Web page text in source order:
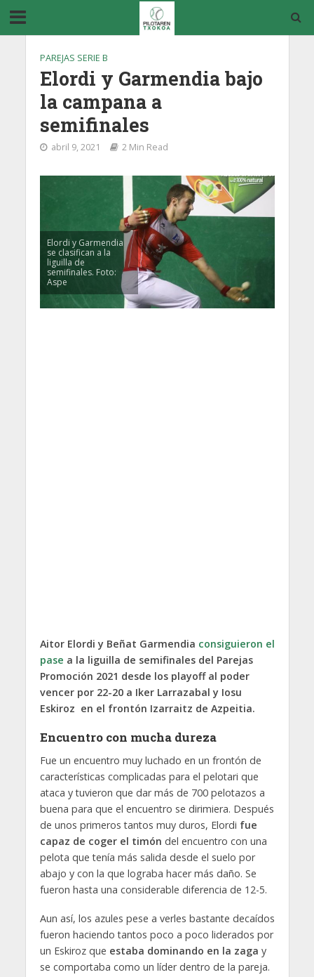
PAREJAS SERIE B
Elordi y Garmendia bajo
la campana a
semifinales
abril 9, 2021 2 Min Read
Elordi y Garmendia
se clasifican a la
liguilla de
semifinales. Foto:
Aspe
Aitor Elordi y Beñat Garmendia consiguieron el
pase a la liguilla de semifinales del Parejas
Promoción 2021 desde los playoff al poder
vencer por 22-20 a Iker Larrazabal y Iosu
Eskiroz en el frontón Izarraitz de Azpeitia.
Encuentro con mucha dureza
Fue un encuentro muy luchado en un frontón de
características complicadas para el pelotari que
ataca y tuvieron que dar más de 700 pelotazos a
buena para que el encuentro se dirimiera. Después
de unos primeros tantos muy duros, Elordi fue
capaz de coger el timón del encuentro con una
pelota que tenía más salida desde el suelo por
abajo y con la que lograba hacer más daño. Se
fueron hasta una considerable diferencia de 12-5.
Aun así, los azules pese a verles bastante decaídos
fueron haciendo tantos poco a poco liderados por
un Eskiroz que estaba dominando en la zaga y
se comportaba como un líder dentro de la pareja.